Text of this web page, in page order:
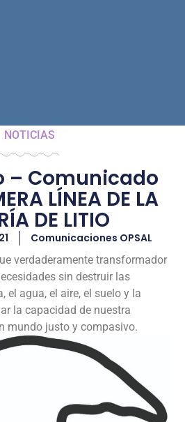
NOTICIAS
– Comunicado
LÍNEA DE LA
DE LITIO
Comunicaciones OPSAL
verdaderamente transformador
sin destruir las
el agua, el aire, el suelo y la
la capacidad de nuestra
mundo justo y compasivo.